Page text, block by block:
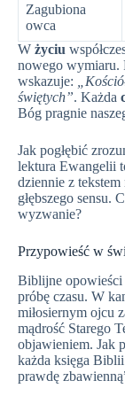
Zagubiona
owca
W życiu
nowego wymiaru.
wskazuje:
świętych”. Każda
Bóg pragnie
Jak pogłębić
lektura Ewangelii
dziennie z
głębszego sensu.
wyzwanie?
Przypowieść w
Biblijne opowieści
próbę czasu. W
miłosiernym ojcu
mądrość Starego
objawieniem. Jak
każda księga
prawdę